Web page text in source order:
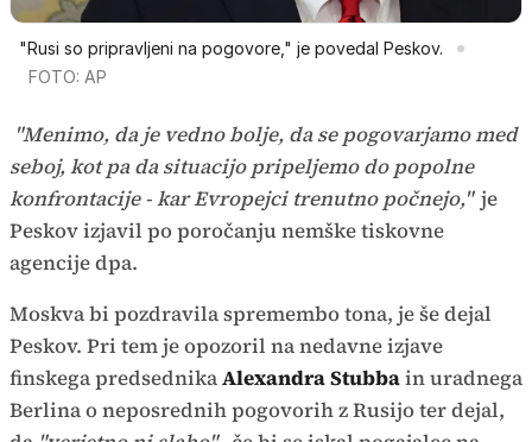
"Rusi so pripravljeni na pogovore," je povedal Peskov.
FOTO: AP
"Menimo, da je vedno bolje, da se pogovarjamo med
seboj, kot pa da situacijo pripeljemo do popolne
konfrontacije - kar Evropejci trenutno počnejo," je
Peskov izjavil po poročanju nemške tiskovne
agencije dpa.
Moskva bi pozdravila spremembo tona, je še dejal
Peskov. Pri tem je opozoril na nedavne izjave
finskega predsednikaAlexandra Stubbain uradnega
Berlina o neposrednih pogovorih z Rusijo ter dejal,